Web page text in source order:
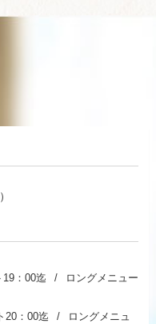
：00迄 / ロングメニュー
20：00迄 / ロングメニュ